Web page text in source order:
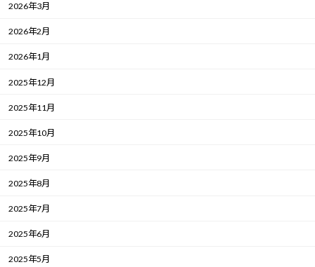
2026年3月
2026年2月
2026年1月
2025年12月
2025年11月
2025年10月
2025年9月
2025年8月
2025年7月
2025年6月
2025年5月